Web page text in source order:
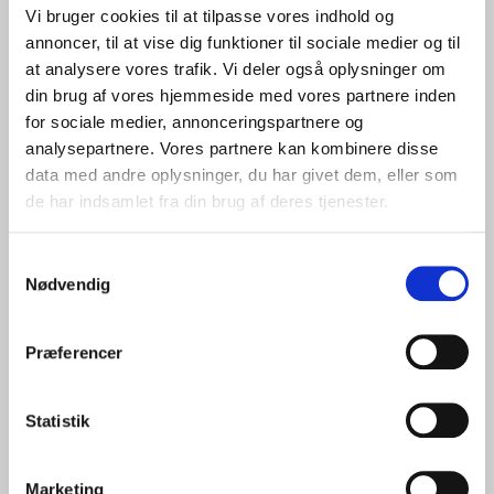
Vi bruger cookies til at tilpasse vores indhold og
annoncer, til at vise dig funktioner til sociale medier og til
at analysere vores trafik. Vi deler også oplysninger om
din brug af vores hjemmeside med vores partnere inden
for sociale medier, annonceringspartnere og
analysepartnere. Vores partnere kan kombinere disse
data med andre oplysninger, du har givet dem, eller som
de har indsamlet fra din brug af deres tjenester.
Nødvendig
Præferencer
Statistik
Marketing
Vejdybet 16
9220 Aalborg Øst